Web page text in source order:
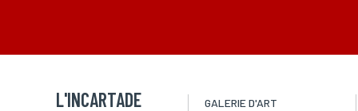
L'INCARTADE GALERIE D'ART